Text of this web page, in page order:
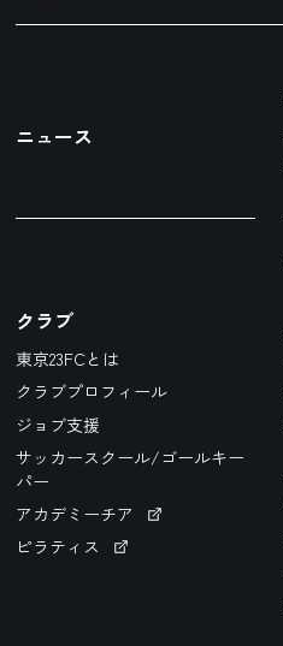
ニュース
クラブ
東京23FCとは
クラブプロフィール
ジョブ支援
サッカースクール/ゴールキー
パー
アカデミーチア
ピラティス